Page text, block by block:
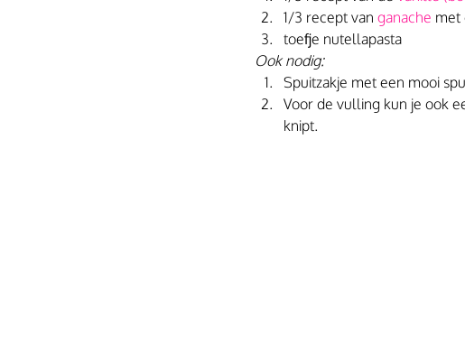
1/3 recept van ganache met
toefje nutellapasta
Ook nodig:
Spuitzakje met een mooi
Voor de vulling kun je ook
knipt.